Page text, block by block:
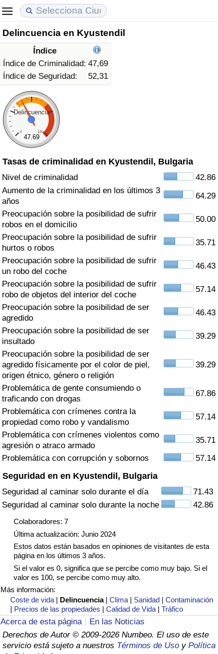
Delincuencia en Kyustendil
Índice
Índice de Criminalidad: 47,69
Índice de Seguridad:
52,31
Delincuencia
0 120
47.69
Tasas de criminalidad en Kyustendil, Bulgaria
Nivel de criminalidad
42.86
Aumento de la criminalidad en los últimos 3
años
64.29
Preocupación sobre la posibilidad de sufrir
robos en el domicilio
50.00
Preocupación sobre la posibilidad de sufrir
hurtos o robos
35.71
Preocupación sobre la posibilidad de sufrir
un robo del coche
46.43
Preocupación sobre la posibilidad de sufrir
robo de objetos del interior del coche
57.14
Preocupación sobre la posibilidad de ser
agredido
46.43
Preocupación sobre la posibilidad de ser
insultado
39.29
Preocupación sobre la posibilidad de ser
agredido físicamente por el color de piel,
origen étnico, género o religión
39.29
Problemática de gente consumiendo o
traficando con drogas
67.86
Problemática con crímenes contra la
propiedad como robo y vandalismo
57.14
Problemática con crímenes violentos como
agresión o atraco armado
35.71
Problemática con corrupción y sobornos
57.14
Seguridad en en Kyustendil, Bulgaria
Seguridad al caminar solo durante el día
71.43
Seguridad al caminar solo durante la noche
42.86
Colaboradores: 7
Última actualización: Junio 2024
Estos datos están basados en opiniones de visitantes de esta
página en los últimos 3 años.
Si el valor es 0, significa que se percibe como muy bajo. Si el
valor es 100, se percibe como muy alto.
Más información:
Coste de vida | Delincuencia |Clima | Sanidad |Contaminación
| Precios de las propiedades |Calidad de Vida |Tráfico
Acerca de esta página
En las Noticias
Derechos de Autor © 2009-2026 Numbeo. El uso de este
servicio está sujeto a nuestros Términos de Uso y Política
Coste de vida
Índice de Costo de Vida (Actual)
Índice de Costo de Vida
Índice de costo de vida por país
en aqaba
Precios de las propiedades
Índice de Precios de Inmuebles (Actual)
Índice de Precios de Inmuebles
Índice de Precios de Inmuebles por País
Calidad de Vida
Índice de Calidad de Vida
Índice de Calidad de Vida (Actual)
Índice de calidad de vida por país
Delincuencia
Calificación del Índice de Criminalidad
(Actual)
Índice de Criminalidad
Índice de criminalidad por país
Sanidad
Índice de Sanidad (Actual)
Índice de Sanidad
Índice de Sanidad por País
Contaminación
Índice de Contaminación (Actual)
Índice de contaminación
Índice de Contaminación por País
Tráfico
Índice de Tráfico
Índice de Tráfico (Actual)
Índice de Tráfico por País